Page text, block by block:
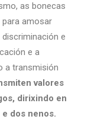
as bonecas
amosar
e
e a
a transmisión
valores
dirixindo en
dos nenos.